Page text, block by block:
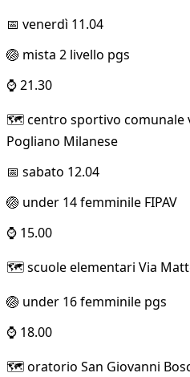
📅 venerdì 11.04
🏐 mista 2 livello pgs
⌚ 21.30
🗺️ centro sportivo comunale
Pogliano Milanese
📅 sabato 12.04
🏐 under 14 femminile FIPAV
⌚ 15.00
🗺️ scuole elementari Via
🏐 under 16 femminile pgs
⌚ 18.00
🗺️ oratorio San Giovanni